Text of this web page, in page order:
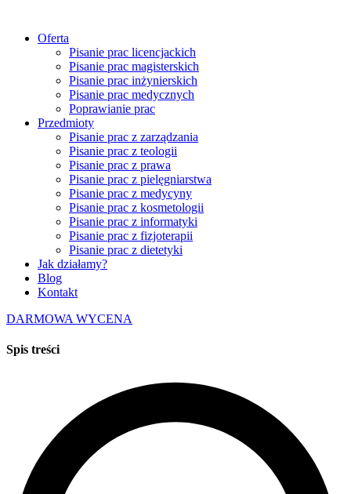
Oferta
Pisanie prac licencjackich
Pisanie prac magisterskich
Pisanie prac inżynierskich
Pisanie prac medycznych
Poprawianie prac
Przedmioty
Pisanie prac z zarządzania
Pisanie prac z teologii
Pisanie prac z prawa
Pisanie prac z pielęgniarstwa
Pisanie prac z medycyny
Pisanie prac z kosmetologii
Pisanie prac z informatyki
Pisanie prac z fizjoterapii
Pisanie prac z dietetyki
Jak działamy?
Blog
Kontakt
DARMOWA WYCENA
Spis treści